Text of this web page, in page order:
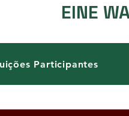
EINE
Participantes